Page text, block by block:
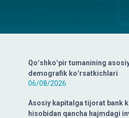
Qoʻshkoʻpir tumanining
demografik koʻrsatkichlari
06/08/2026
Asosiy kapitalga tijorat bank
hisobidan qancha hajmdagi